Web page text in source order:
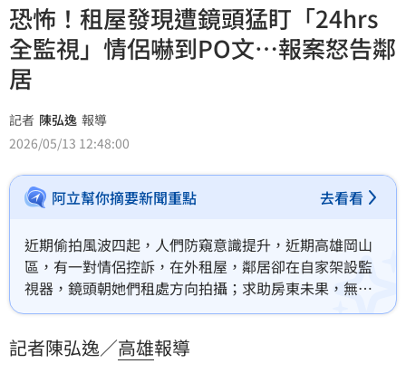
恐怖！租屋發現遭鏡頭猛盯「24hrs
全監視」情侶嚇到PO文…報案怒告鄰
居
記者 陳弘逸 報導
2026/05/13 12:48:00
阿立幫你摘要新聞重點 去看看
近期偷拍風波四起，人們防窺意識提升，近期高雄岡山
區，有一對情侶控訴，在外租屋，鄰居卻在自家架設監
視器，鏡頭朝她們租處方向拍攝；求助房東未果，無奈
報警，涉案的47歲楊姓男子供稱，是為「防範住家遭
記者陳弘逸／高雄報導